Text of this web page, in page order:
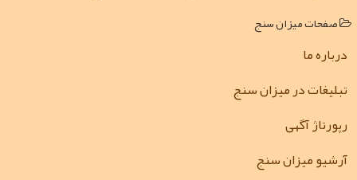
صفحات میزان سنج
درباره ما
تبلیغات در میزان سنج
رپورتاژ آگهی
آرشیو میزان سنج